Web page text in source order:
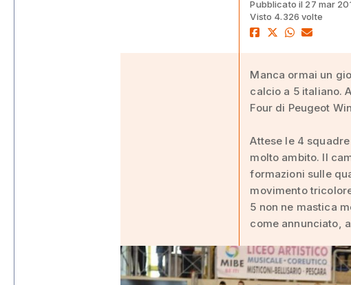
Pubblicato il 27 mar
Visto 4.326 volte
Manca ormai un
calcio a 5 italiano.
Four di Peugeot
Attese le 4
molto ambito. Il
formazioni sulle
movimento
5 non ne mastica
come annunciato,